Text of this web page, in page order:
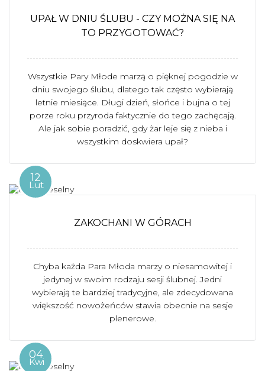
UPAŁ W DNIU ŚLUBU - CZY MOŻNA SIĘ NA
TO PRZYGOTOWAĆ?
Wszystkie Pary Młode marzą o pięknej pogodzie w
dniu swojego ślubu, dlatego tak często wybierają
letnie miesiące. Długi dzień, słońce i bujna o tej
porze roku przyroda faktycznie do tego zachęcają.
Ale jak sobie poradzić, gdy żar leje się z nieba i
wszystkim doskwiera upał?
12
Lut
ZAKOCHANI W GÓRACH
Chyba każda Para Młoda marzy o niesamowitej i
jedynej w swoim rodzaju sesji ślubnej. Jedni
wybierają te bardziej tradycyjne, ale zdecydowana
większość nowożeńców stawia obecnie na sesje
plenerowe.
04
Kwi